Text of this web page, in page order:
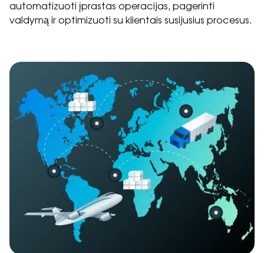
automatizuoti įprastas operacijas, pagerinti
valdymą ir optimizuoti su klientais susijusius procesus.